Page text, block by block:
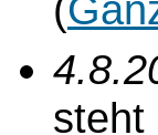
steht